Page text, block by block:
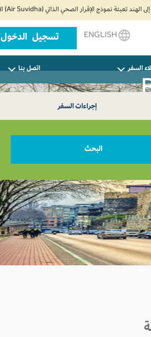
تسجيل الدخول
السفر اتصل بنا
إجراءات السفر
البحث